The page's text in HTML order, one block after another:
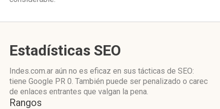
Estadísticas SEO
Indes.com.ar aún no es eficaz en sus tácticas de SEO:
tiene Google PR 0. También puede ser penalizado o carec
de enlaces entrantes que valgan la pena.
Rangos